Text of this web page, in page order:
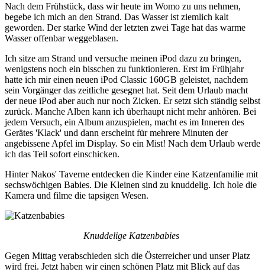
Nach dem Frühstück, dass wir heute im Womo zu uns nehmen,
begebe ich mich an den Strand. Das Wasser ist ziemlich kalt
geworden. Der starke Wind der letzten zwei Tage hat das warme
Wasser offenbar weggeblasen.
Ich sitze am Strand und versuche meinen iPod dazu zu bringen,
wenigstens noch ein bisschen zu funktionieren. Erst im Frühjahr
hatte ich mir einen neuen iPod Classic 160GB geleistet, nachdem
sein Vorgänger das zeitliche gesegnet hat. Seit dem Urlaub macht
der neue iPod aber auch nur noch Zicken. Er setzt sich ständig selbst
zurück. Manche Alben kann ich überhaupt nicht mehr anhören. Bei
jedem Versuch, ein Album anzuspielen, macht es im Inneren des
Gerätes 'Klack' und dann erscheint für mehrere Minuten der
angebissene Apfel im Display. So ein Mist! Nach dem Urlaub werde
ich das Teil sofort einschicken.
Hinter Nakos' Taverne entdecken die Kinder eine Katzenfamilie mit
sechswöchigen Babies. Die Kleinen sind zu knuddelig. Ich hole die
Kamera und filme die tapsigen Wesen.
Knuddelige Katzenbabies
Gegen Mittag verabschieden sich die Österreicher und unser Platz
wird frei. Jetzt haben wir einen schönen Platz mit Blick auf das